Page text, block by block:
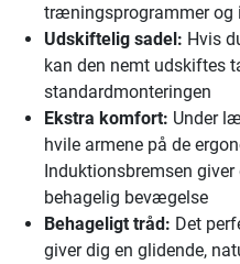
træningsprogrammer og
Udskiftelig sadel: Hvis
kan den nemt udskiftes
standardmonteringen
Ekstra komfort: Under
hvile armene på de
Induktionsbremsen
behagelig bevægelse
Behageligt tråd: Det
giver dig en glidende,